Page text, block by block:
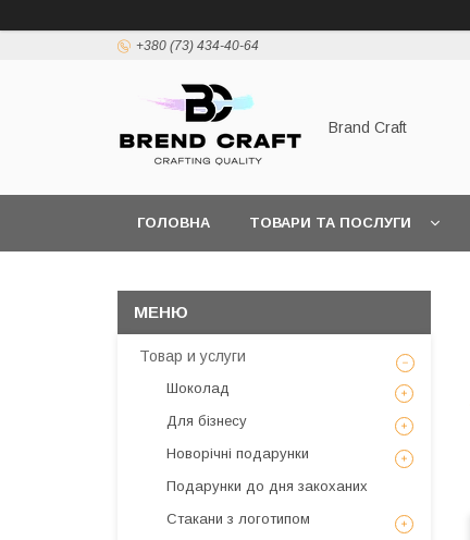
+380 (73) 434-40-64
Brand Craft
ГОЛОВНА ТОВАРИ ТА ПОСЛУГИ
Товар и услуги
Шоколад
Для бізнесу
Новорічні подарунки
Подарунки до дня закоханих
Стакани з логотипом